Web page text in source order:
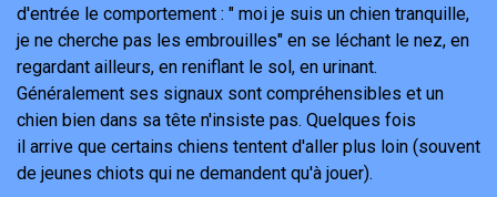
d'entrée le comportement : " moi je suis un chien tranquille,
je ne cherche pas les embrouilles" en se léchant le nez, en
regardant ailleurs, en reniflant le sol, en urinant.
Généralement ses signaux sont compréhensibles et un
chien bien dans sa tête n'insiste pas. Quelques fois
il arrive que certains chiens tentent d'aller plus loin (souvent
de jeunes chiots qui ne demandent qu'à jouer).